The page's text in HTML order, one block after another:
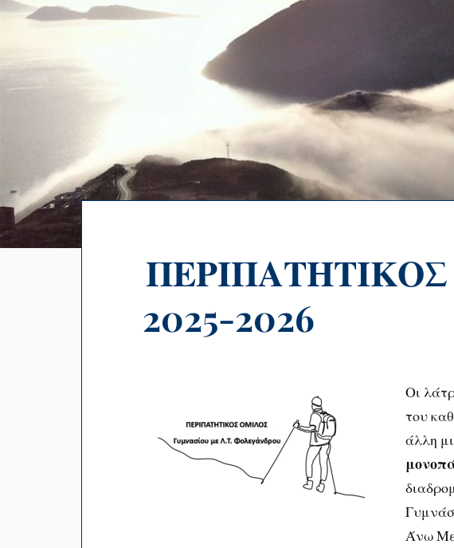
2025-2026
Οι
του
άλλη
Άνω